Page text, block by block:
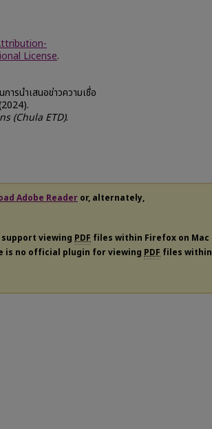
License.
ารนำเสนอข่าวความเชื่อ
(Chula ETD).
Adobe Reader or, alternately,
support viewing PDF files within Firefox on Mac
is no official plugin for viewing PDF files within